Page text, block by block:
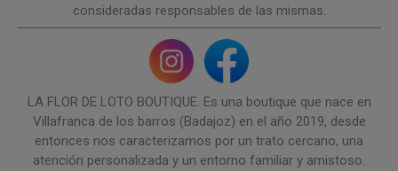
consideradas responsables de las mismas.
LA FLOR DE LOTO BOUTIQUE. Es una boutique que nace en
Villafranca de los barros (Badajoz) en el año 2019, desde
entonces nos caracterizamos por un trato cercano, una
atención personalizada y un entorno familiar y amistoso.